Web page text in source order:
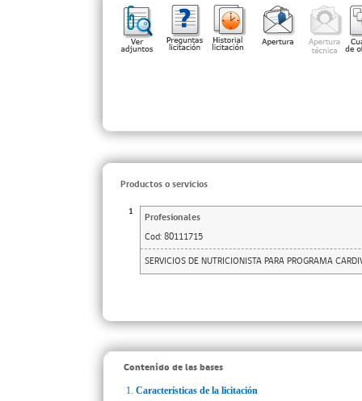
Productos o servicios
1
Profesionales
Cod: 80111715
SERVICIOS DE NUTRICIONISTA PARA PROGRAMA
Contenido de las bases
1. Características de la licitación